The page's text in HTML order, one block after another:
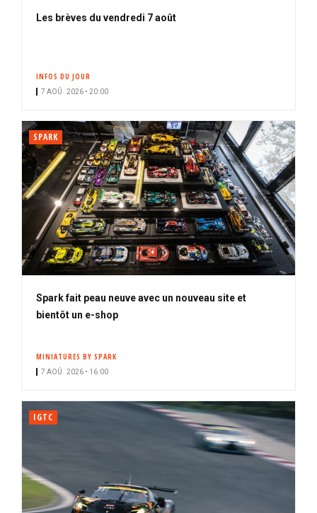
Les brèves du vendredi 7 août
INFOS DU JOUR
7 AOÛ. 2026 • 20:00
SPARK
Spark fait peau neuve avec un nouveau site et
bientôt un e-shop
MINIATURES BY SPARK
7 AOÛ. 2026 • 16:00
IGTC